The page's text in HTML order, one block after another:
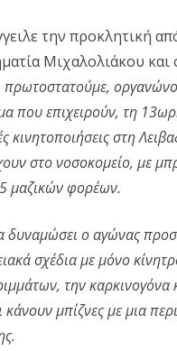
την προκλητική
Μιχαλολιάκου
πρωτοστατούμε,
που επιχειρούν, τη
κινητοποιήσεις στη
στο νοσοκομείο, με
μαζικών φορέων.
δυναμώσει ο αγώνας
σχέδια με μόνο
την
κάνουν μπίζνες με μια